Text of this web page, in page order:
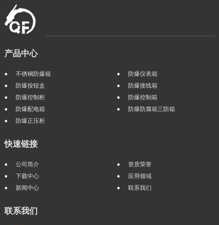
产品中心
不锈钢防爆箱
防爆仪表箱
防爆按钮盒
防爆接线箱
防爆控制柜
防爆控制箱
防爆配电箱
防爆防腐箱三防箱
防爆正压柜
快速链接
公司简介
资质荣誉
下载中心
应用领域
新闻中心
联系我们
联系我们